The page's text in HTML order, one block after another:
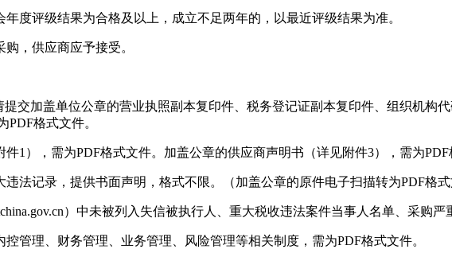
度评级结果为合格及以上，成立不足两年的，以最近评级结果为准。
，供应商应予接受。
提交加盖单位公章的营业执照副本复印件、税务登记证副本复印件、组织机构
PDF格式文件。
1），需为PDF格式文件。加盖公章的供应商声明书（详见附件3），需为PDF
法记录，提供书面声明，格式不限。（加盖公章的原件电子扫描转为PDF格式
）中未被列入失信被执行人、重大税收违法案件当事人名单、采购
管理、财务管理、业务管理、风险管理等相关制度，需为PDF格式文件。